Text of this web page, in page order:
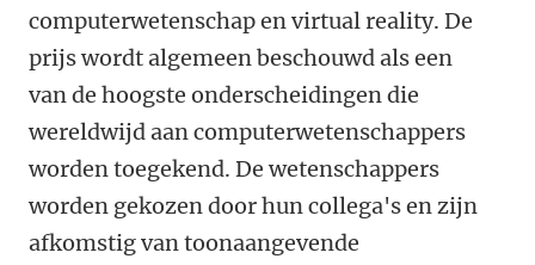
computerwetenschap en virtual reality. De
prijs wordt algemeen beschouwd als een
van de hoogste onderscheidingen die
wereldwijd aan computerwetenschappers
worden toegekend. De wetenschappers
worden gekozen door hun collega's en zijn
afkomstig van toonaangevende